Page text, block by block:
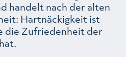
handelt nach der alten
Hartnäckigkeit ist
die Zufriedenheit der